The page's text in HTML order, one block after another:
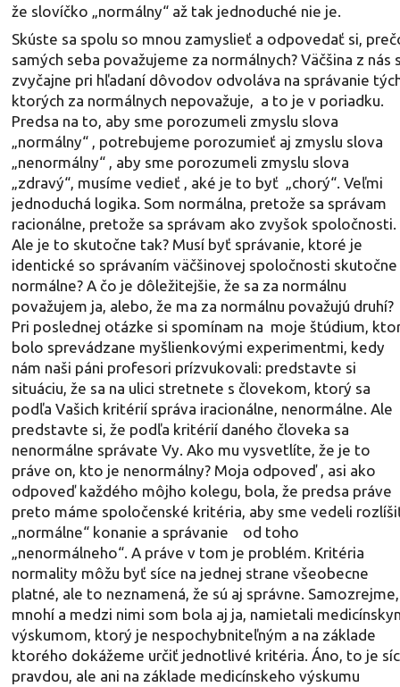
že slovíčko „normálny“ až tak jednoduché nie je.
Skúste sa spolu so mnou zamyslieť a odpovedať si,
samých seba považujeme za normálnych? Väčšina z nás
zvyčajne pri hľadaní dôvodov odvoláva na správanie
ktorých za normálnych nepovažuje, a to je v poriadku.
Predsa na to, aby sme porozumeli zmyslu slova
„normálny“ , potrebujeme porozumieť aj zmyslu slova
„nenormálny“ , aby sme porozumeli zmyslu slova
„zdravý“, musíme vedieť , aké je to byť „chorý“. Veľmi
jednoduchá logika. Som normálna, pretože sa správam
racionálne, pretože sa správam ako zvyšok spoločnosti.
Ale je to skutočne tak? Musí byť správanie, ktoré je
identické so správaním väčšinovej spoločnosti skutočne
normálne? A čo je dôležitejšie, že sa za normálnu
považujem ja, alebo, že ma za normálnu považujú druhí?
Pri poslednej otázke si spomínam na moje štúdium,
bolo sprevádzane myšlienkovými experimentmi, kedy
nám naši páni profesori prízvukovali: predstavte si
situáciu, že sa na ulici stretnete s človekom, ktorý sa
podľa Vašich kritérií správa iracionálne, nenormálne. Ale
predstavte si, že podľa kritérií daného človeka sa
nenormálne správate Vy. Ako mu vysvetlíte, že je to
práve on, kto je nenormálny? Moja odpoveď , asi ako
odpoveď každého môjho kolegu, bola, že predsa práve
preto máme spoločenské kritéria, aby sme vedeli
„normálne“ konanie a správanie od toho
„nenormálneho“. A práve v tom je problém. Kritéria
normality môžu byť síce na jednej strane všeobecne
platné, ale to neznamená, že sú aj správne. Samozrejme,
mnohí a medzi nimi som bola aj ja, namietali
výskumom, ktorý je nespochybniteľným a na základe
ktorého dokážeme určiť jednotlivé kritéria. Áno, to je
pravdou, ale ani na základe medicínskeho výskumu